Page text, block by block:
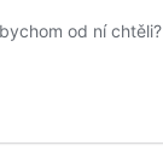
od ní chtěli?